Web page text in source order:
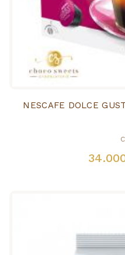
NESCAFE DOLCE